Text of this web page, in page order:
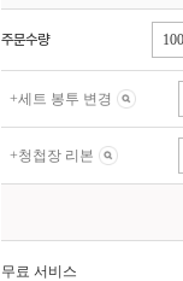
주문수량
+세트 봉투 변경
+청첩장 리본
무료 서비스